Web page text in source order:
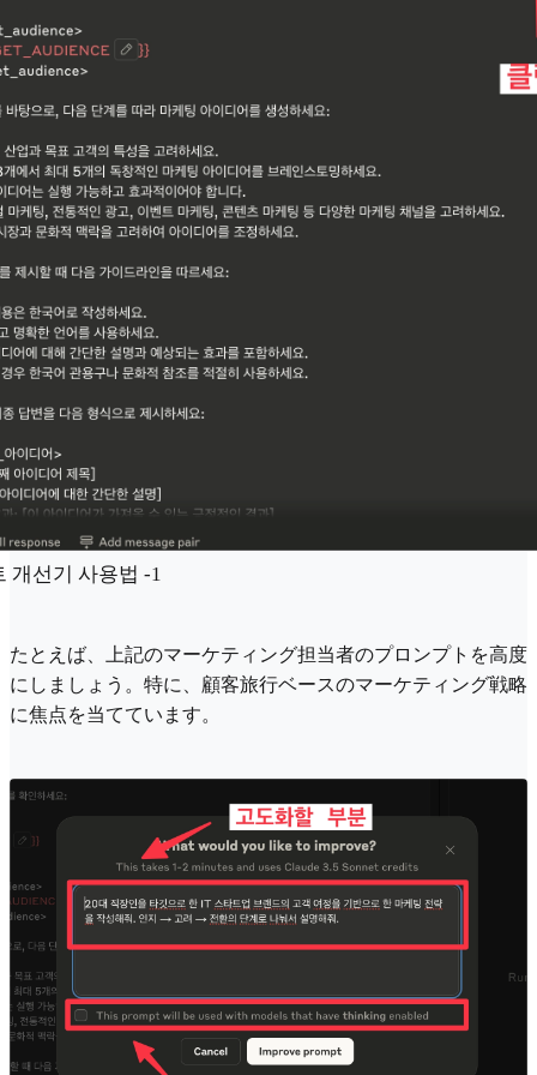
개선기 사용법 -1
たとえば、上記のマーケティング担当者のプロンプトを高度
にしましょう。特に、顧客旅行ベースのマーケティング戦略
に焦点を当てています。